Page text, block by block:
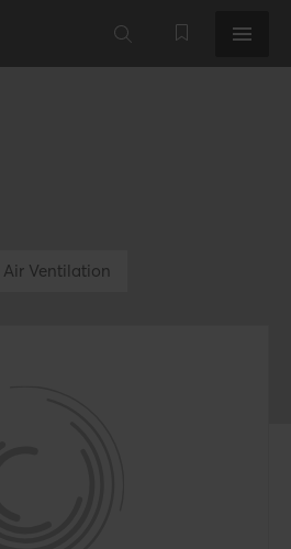
Air Ventilation